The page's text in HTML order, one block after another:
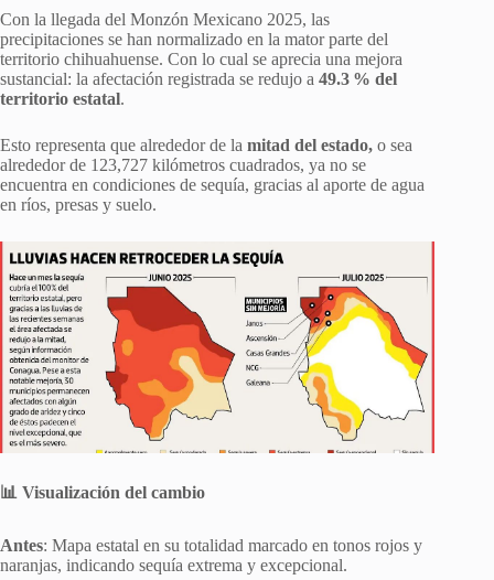
Con la llegada del Monzón Mexicano 2025, las
precipitaciones se han normalizado en la mator parte del
territorio chihuahuense. Con lo cual se aprecia una mejora
sustancial: la afectación registrada se redujo a 49.3 % del
territorio estatal.
Esto representa que alrededor de la mitad del estado, o sea
alrededor de 123,727 kilómetros cuadrados, ya no se
encuentra en condiciones de sequía, gracias al aporte de agua
en ríos, presas y suelo.
📊 Visualización del cambio
Antes: Mapa estatal en su totalidad marcado en tonos rojos y
naranjas, indicando sequía extrema y excepcional.